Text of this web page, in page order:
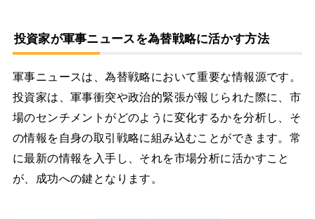
投資家が軍事ニュースを為替戦略に活かす方法
軍事ニュースは、為替戦略において重要な情報源です。
投資家は、軍事衝突や政治的緊張が報じられた際に、市
場のセンチメントがどのように変化するかを分析し、そ
の情報を自身の取引戦略に組み込むことができます。常
に最新の情報を入手し、それを市場分析に活かすこと
が、成功への鍵となります。